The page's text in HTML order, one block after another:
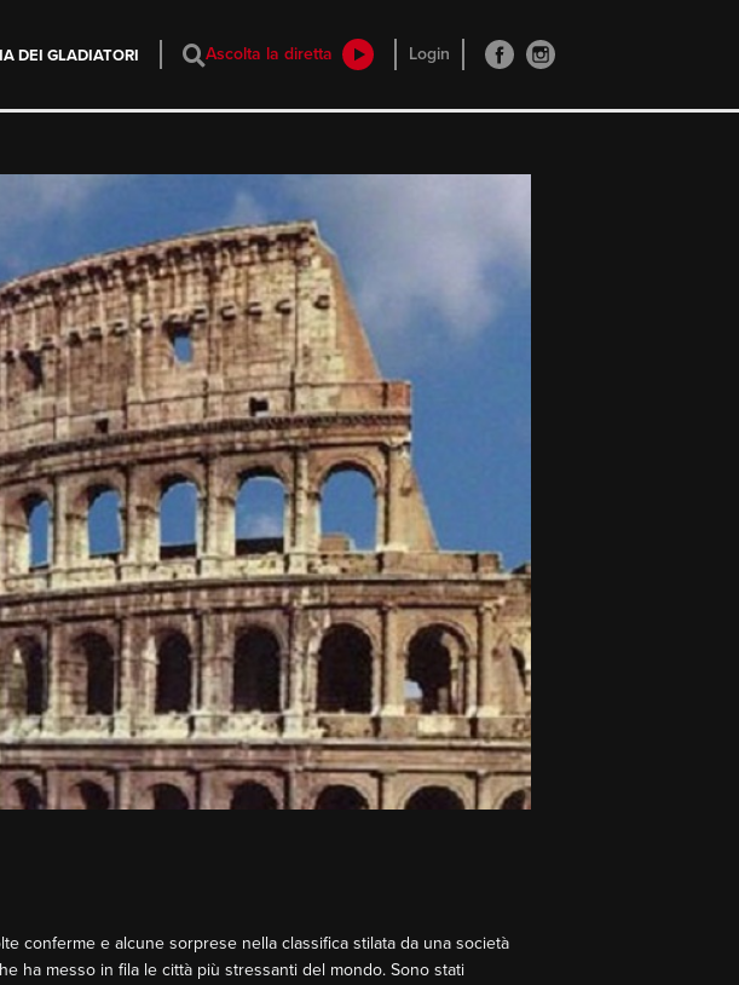
DEI GLADIATORI Ascolta la diretta Login
conferme e alcune sorprese nella classifica stilata da una società
ha messo in fila le città più stressanti del mondo. Sono stati